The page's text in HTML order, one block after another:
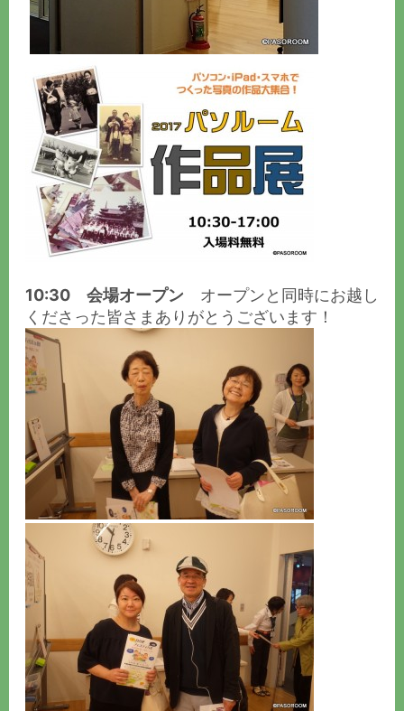
10:30 会場オープン オープンと同時にお越し
くださった皆さまありがとうございます！